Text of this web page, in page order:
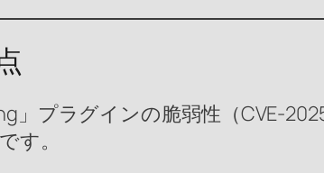
」プラグインの脆弱性（CVE-
です。